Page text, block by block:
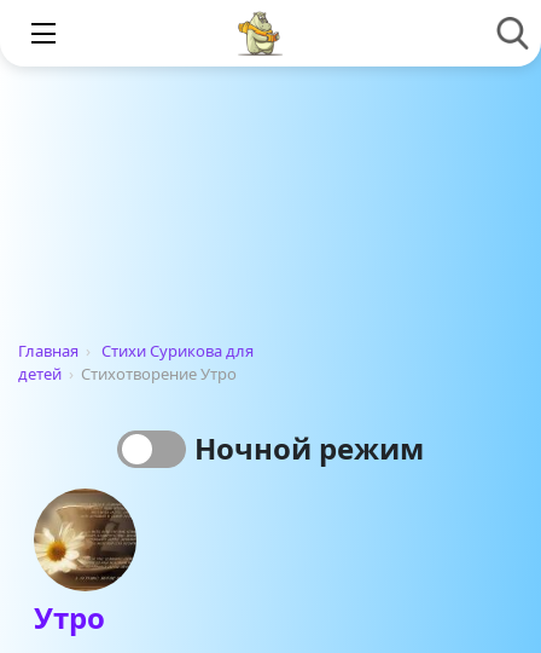
Главная › Стихи Сурикова для
детей › Стихотворение Утро
Ночной режим
Утро